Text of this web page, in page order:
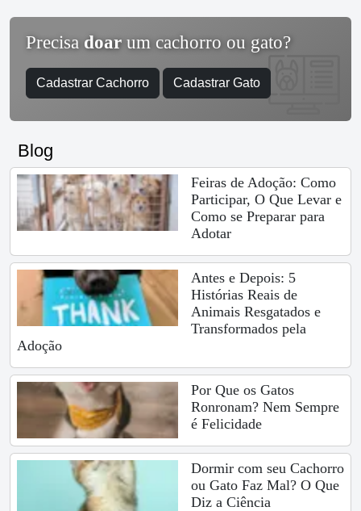
Precisa doar um cachorro ou gato?
Cadastrar Cachorro Cadastrar Gato
Blog
Feiras de Adoção: Como
Participar, O Que Levar e
Como se Preparar para
Adotar
Antes e Depois: 5
Histórias Reais de
Animais Resgatados e
Transformados pela
Adoção
Por Que os Gatos
Ronronam? Nem Sempre
é Felicidade
Dormir com seu Cachorro
ou Gato Faz Mal? O Que
Diz a Ciência